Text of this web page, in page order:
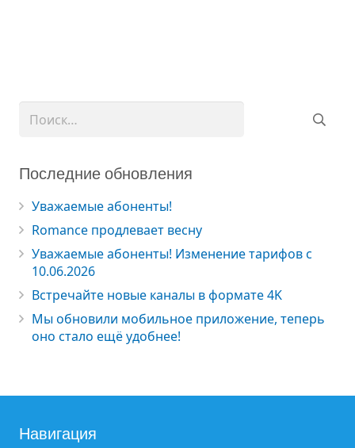
Найти:
Последние обновления
Уважаемые абоненты!
Romance продлевает весну
Уважаемые абоненты! Изменение тарифов с
10.06.2026
Встречайте новые каналы в формате 4K
Мы обновили мобильное приложение, теперь
оно стало ещё удобнее!
Навигация